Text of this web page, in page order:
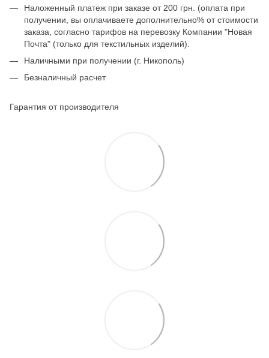
Наложенный платеж при заказе от 200 грн. (оплата при
получении, вы оплачиваете дополнительно% от стоимости
заказа, согласно тарифов на перевозку Компании "Новая
Почта" (только для текстильных изделий).
Наличными при получении (г. Никополь)
Безналичный расчет
Гарантия от производителя